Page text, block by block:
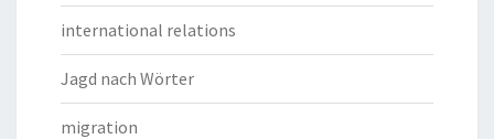
international relations
Jagd nach Wörter
migration